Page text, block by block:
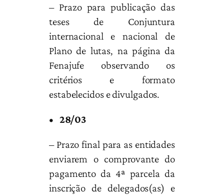
– Prazo para publicação das
teses de Conjuntura
internacional e nacional de
Plano de lutas, na página da
Fenajufe observando os
critérios e formato
estabelecidos e divulgados.
• 28/03
– Prazo final para as entidades
enviarem o comprovante do
pagamento da 4ª parcela da
inscrição de delegados(as) e